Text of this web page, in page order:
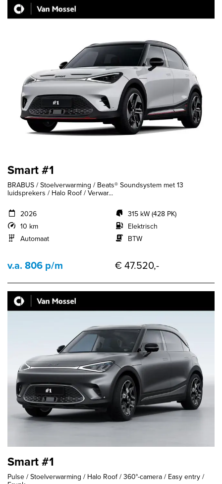
Smart #1
BRABUS / Stoelverwarming / Beats® Soundsystem met 13
luidsprekers / Halo Roof / Verwar...
2026
10 km
Automaat
315 kW (428 PK)
Elektrisch
BTW
v.a. 806 p/m € 47.520,-
Smart #1
Pulse / Stoelverwarming / Halo Roof / 360°-camera / Easy entry /